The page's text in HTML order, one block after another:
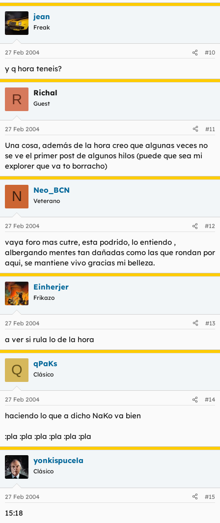
jean
Freak
27 Feb 2004 #10
y q hora teneis?
R Richal
Guest
27 Feb 2004 #11
Una cosa, además de la hora creo que algunas veces no
se ve el primer post de algunos hilos (puede que sea mi
explorer que va to borracho)
N Neo_BCN
Veterano
27 Feb 2004 #12
vaya foro mas cutre, esta podrido, lo entiendo ,
albergando mentes tan dañadas como las que rondan por
aqui, se mantiene vivo gracias mi belleza.
Einherjer
Frikazo
27 Feb 2004 #13
a ver si rula lo de la hora
Q qPaKs
Clásico
27 Feb 2004 #14
haciendo lo que a dicho NaKo va bien
:pla :pla :pla :pla :pla :pla
yonkispucela
Clásico
27 Feb 2004 #15
15:18